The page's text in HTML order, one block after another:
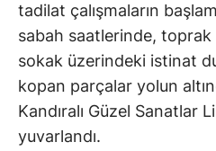
tadilat çalışmaların
sabah saatlerinde, toprak
sokak üzerindeki istinat
kopan parçalar yolun
Kandıralı Güzel Sanatlar
yuvarlandı.